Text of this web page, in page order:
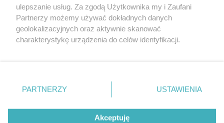
O nas
Nasze serwisy
ulepszanie usług. Za zgodą Użytkownika my i Zaufani
Partnerzy możemy używać dokładnych danych
geolokalizacyjnych oraz aktywnie skanować
charakterystykę urządzenia do celów identyfikacji.
zmienić/wycofać klikając przycisk ustawień prywatności
znajdujący się w lewym dolnym rogu strony
rodzaje przetwarzania danych nie wymagają zgody
użytkownika, ale masz prawo sprzeciwić się takiemu
PARTNERZY USTAWIENIA
Akceptuję